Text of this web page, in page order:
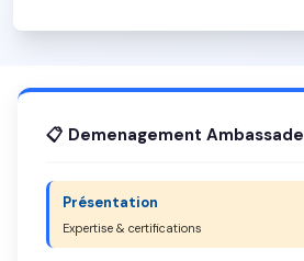
📋 Demenagement Ambassade
Présentation
Expertise & certifications